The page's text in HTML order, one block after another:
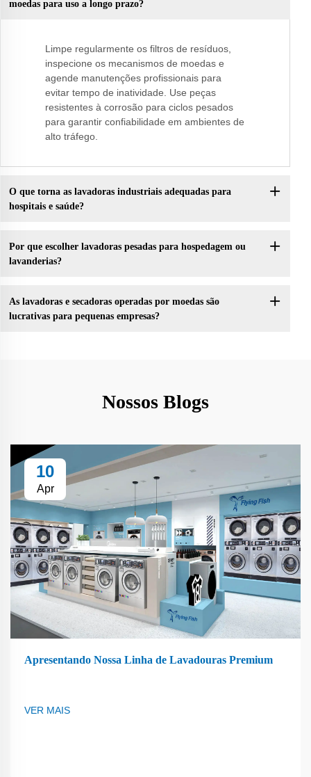
moedas para uso a longo prazo?
Limpe regularmente os filtros de resíduos,
inspecione os mecanismos de moedas e
agende manutenções profissionais para
evitar tempo de inatividade. Use peças
resistentes à corrosão para ciclos pesados
para garantir confiabilidade em ambientes de
alto tráfego.
O que torna as lavadoras industriais adequadas para
hospitais e saúde?
Por que escolher lavadoras pesadas para hospedagem ou
lavanderias?
As lavadoras e secadoras operadas por moedas são
lucrativas para pequenas empresas?
Nossos Blogs
10
Apr
Apresentando Nossa Linha de Lavadouras Premium
VER MAIS